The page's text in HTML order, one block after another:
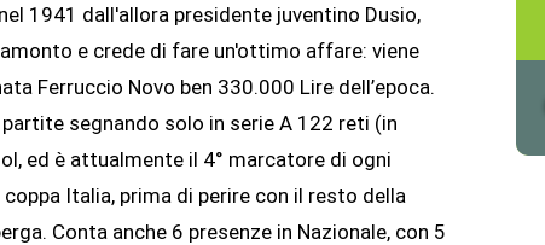
1941 dall'allora presidente juventino Dusio,
e crede di fare un'ottimo affare: viene
Ferruccio Novo ben 330.000 Lire dell’epoca.
segnando solo in serie A 122 reti (in
ed è attualmente il 4° marcatore di ogni
Italia, prima di perire con il resto della
Conta anche 6 presenze in Nazionale, con 5